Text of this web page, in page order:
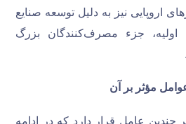
اروپایی نیز به دلیل توسعه صنایع
اولیه، جزء مصرف‌کنندگان بزرگ
مؤثر بر آن
چندین عامل قرار دارد که در ادامه